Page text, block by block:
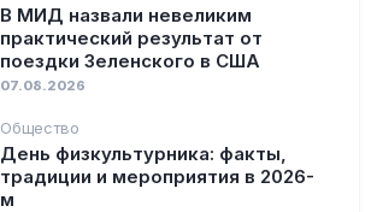
В МИД назвали невеликим
практический результат от
поездки Зеленского в США
07.08.2026
Общество
День физкультурника: факты,
традиции и мероприятия в 2026-
м